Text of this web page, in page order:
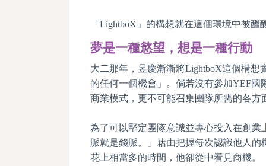
「LightboX」的構想就在這個環境中被醞
夢是一種慾望，想是一種行動
大二那年，昱慶漸漸將LightboX這個構
的任何一個機會」。倘若沒有參加YEF
商業模式，更不可能召集團隊所需的各方
為了可以堅定團隊意識並專心投入在創
脈就是錢脈。」藉由把握每次認識他人
花上相當多的時間，他卻從中看見商機